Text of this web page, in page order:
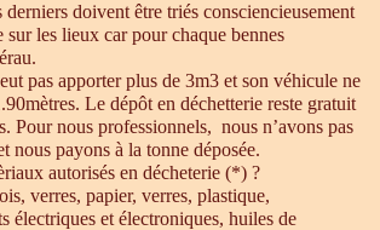
derniers doivent être triés consciencieusement
sur les lieux car pour chaque bennes
pas apporter plus de 3m3 et son véhicule ne
Le dépôt en déchetterie reste gratuit
Pour nous professionnels, nous n’avons pas
nous payons à la tonne déposée.
autorisés en décheterie (*) ?
verres, papier, verres, plastique,
électriques et électroniques, huiles de